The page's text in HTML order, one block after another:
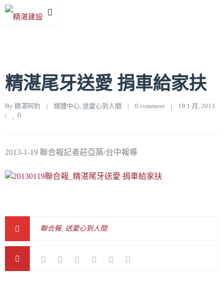
精湛尾牙送愛 捐車給家扶
By 精湛阿豹 | 媒體中心, 送愛心到人間 | 0 comment |
|
0
2013-1-19 聯合報記者莊亞築/台中報導
聯合報, 送愛心到人間